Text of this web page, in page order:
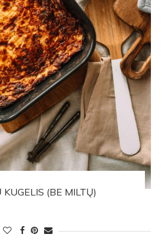
KUGELIS (BE MILTŲ)